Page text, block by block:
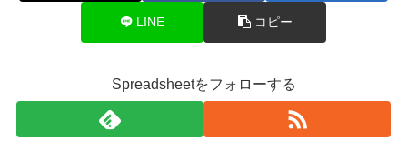
LINE コピー
Spreadsheetをフォローする